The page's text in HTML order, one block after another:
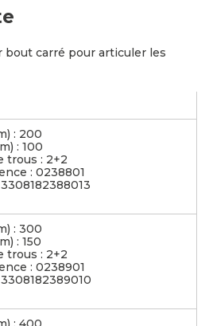
bout carré pour articuler les
: 200
: 100
trous : 2+2
: 0238801
: 300
: 150
trous : 2+2
: 0238901